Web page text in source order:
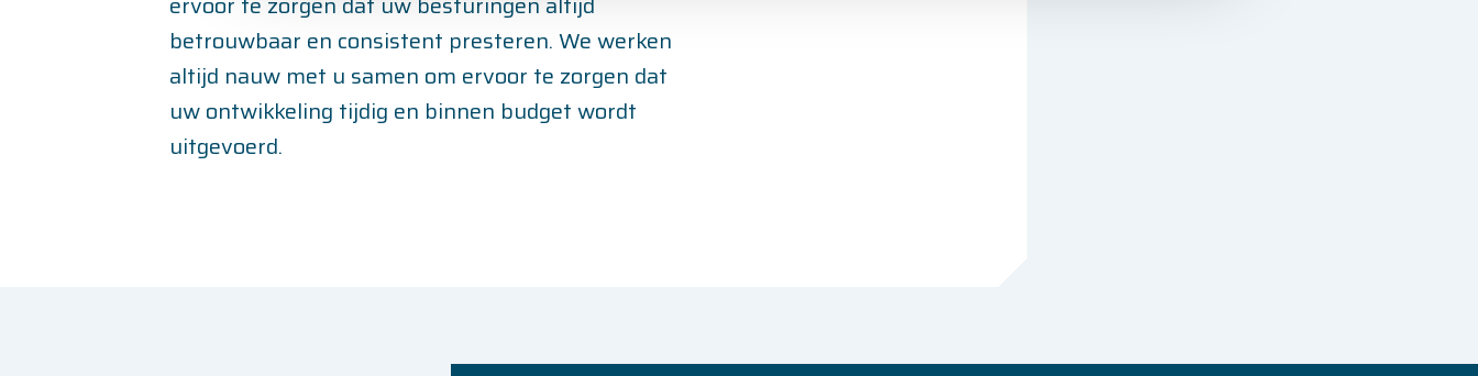
betrouwbaar en consistent presteren. We werken
altijd nauw met u samen om ervoor te zorgen dat
uw ontwikkeling tijdig en binnen budget wordt
uitgevoerd.